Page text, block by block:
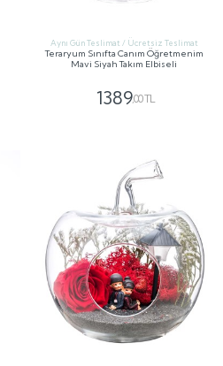
Aynı Gün Teslimat / Ücretsiz Teslimat
Teraryum Sınıfta Canım Öğretmenim
Mavi Siyah Takım Elbiseli
1389,00 TL